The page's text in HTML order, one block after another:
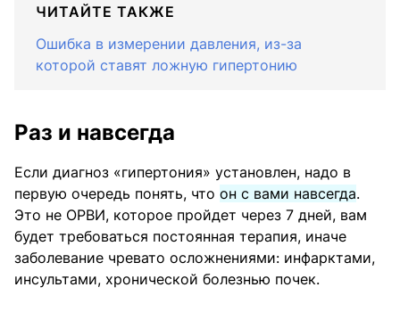
ЧИТАЙТЕ ТАКЖЕ
Ошибка в измерении давления, из-за
которой ставят ложную гипертонию
Раз и навсегда
Если диагноз «гипертония» установлен, надо в
первую очередь понять, что он с вами навсегда.
Это не ОРВИ, которое пройдет через 7 дней, вам
будет требоваться постоянная терапия, иначе
заболевание чревато осложнениями: инфарктами,
инсультами, хронической болезнью почек.